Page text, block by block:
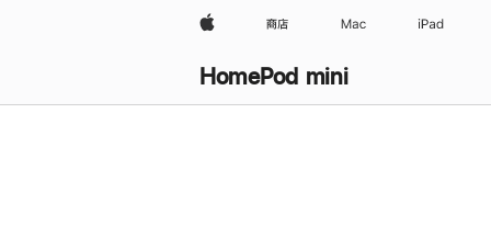
Apple 商店 Mac iPad
HomePod mini